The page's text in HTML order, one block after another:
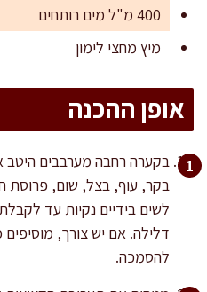
400 מ"ל מים רותחים
מיץ מחצי לימון
אופן ההכנה
בקערה רחבה מערבבים היטב
בקר, עוף, בצל, שום, פרוסת
לשים בידיים נקיות עד
דלילה. אם יש צורך,
להסמכה.